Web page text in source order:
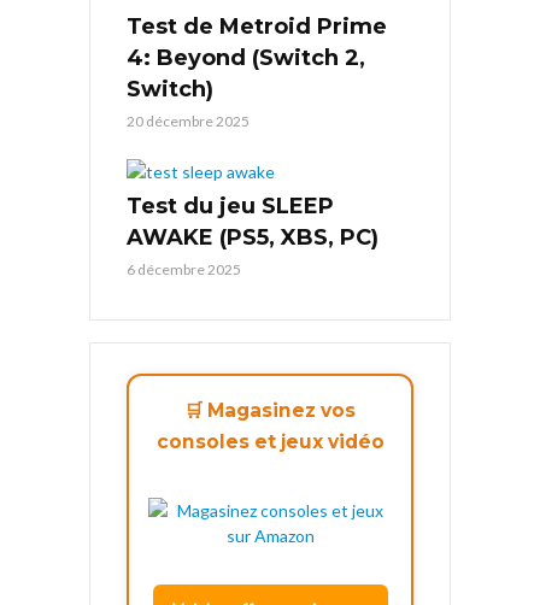
Test de Metroid Prime
4: Beyond (Switch 2,
Switch)
20 décembre 2025
Test du jeu SLEEP
AWAKE (PS5, XBS, PC)
6 décembre 2025
🛒 Magasinez vos
consoles et jeux vidéo